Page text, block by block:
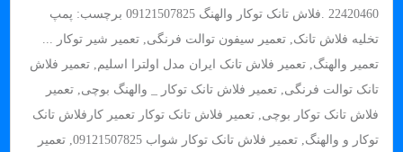
22420460 .فلاش تانک توکار والهنگ 09121507825 برچسب: پمپ
تخلیه فلاش تانک,تعمیر سیفون توالت فرنگی,تعمیر شیر توکار ...
تعمیر والهنگ,تعمیر فلاش تانک ایران مدل اولترا اسلیم,تعمیر فلاش
تانک توالت فرنگی,تعمیر فلاش تانک توکار _ والهنگ بوچی,تعمیر
فلاش تانک توکار بوچی,تعمیر فلاش تانک توکار تعمیر کارفلاش تانک
توکار و والهنگ,تعمیر فلاش تانک توکار شواب 09121507825 ,تعمیر